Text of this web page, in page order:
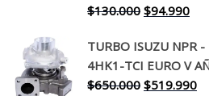
$130.000 El
original
era:
$130.000.
$94.990El
es:
TURBO ISUZU NPR
4HK1-TCI EURO V
$650.000 El
$519.990El